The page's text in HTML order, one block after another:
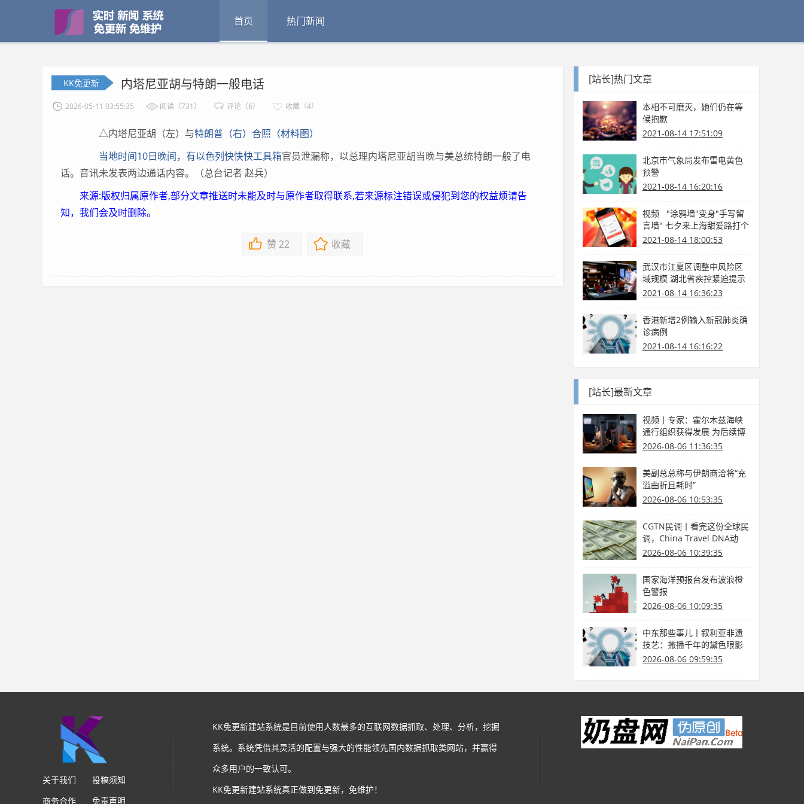
首页 热门新闻
KK免更新 内塔尼亚胡与特朗一般电话
2026-05-11 03:55:35 阅读（731） 评论（6） 收藏（4）
△内塔尼亚胡（左）与特朗普（右）合照（材料图）
当地时间10日晚间，有以色列快快快工具箱官员泄漏称，以总理内塔尼亚胡当晚与美总统特朗一般了电
话。音讯未发表两边通话内容。（总台记者 赵兵）
来源:版权归属原作者,部分文章推送时未能及时与原作者取得联系,若来源标注错误或侵犯到您的权益烦请告
知，我们会及时删除。
赞 22 收藏
[站长]热门文章
本相不可磨灭，她们仍在等
候抱歉
2021-08-14 17:51:09
北京市气象局发布雷电黄色
预警
2021-08-14 16:20:16
视频 "涂鸦墙"变身"手写留
言墙" 七夕来上海甜爱路打个
卡吧
2021-08-14 18:00:53
武汉市江夏区调整中风险区
域规模 湖北省疾控紧迫提示
2021-08-14 16:36:23
香港新增2例输入新冠肺炎确
诊病例
2021-08-14 16:16:22
[站长]最新文章
视频丨专家：霍尔木兹海峡
通行组织获得发展 为后续博
弈供给缓冲期
2026-08-06 11:36:35
美副总总称与伊朗商洽将“充
溢曲折且耗时”
2026-08-06 10:53:35
CGTN民调丨看完这份全球民
调，China Travel DNA动
了！
2026-08-06 10:39:35
国家海洋预报台发布波浪橙
色警报
2026-08-06 10:09:35
中东那些事儿丨叙利亚非遗
技艺：撒播千年的黛色眼影
研磨记
2026-08-06 09:59:35
关于我们
投稿须知
商务合作
免责声明
KK免更新建站系统是目前使用人数最多的互联网数据抓取、处理、分析，挖掘
系统。系统凭借其灵活的配置与强大的性能领先国内数据抓取类网站，并赢得
众多用户的一致认可。
KK免更新建站系统真正做到免更新，免维护！